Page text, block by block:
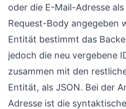
oder die E-Mail-Adresse
Request-Body angegeben
Entität bestimmt das
jedoch die neu vergebene
zusammen mit den
Entität, als JSON. Bei der
Adresse ist die